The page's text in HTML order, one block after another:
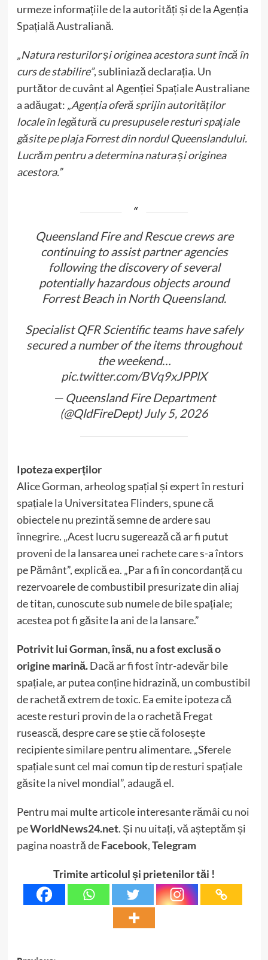
urmeze informațiile de la autorități și de la Agenția
Spațială Australiană.
„Natura resturilor și originea acestora sunt încă în
curs de stabilire”, subliniază declarația. Un
purtător de cuvânt al Agenției Spațiale Australiane
a adăugat: „Agenția oferă sprijin autorităților
locale în legătură cu presupusele resturi spațiale
găsite pe plaja Forrest din nordul Queenslandului.
Lucrăm pentru a determina natura și originea
acestora.”
Queensland Fire and Rescue crews are
continuing to assist partner agencies
following the discovery of several
potentially hazardous objects around
Forrest Beach in North Queensland.
Specialist QFR Scientific teams have safely
secured a number of the items throughout
the weekend…
pic.twitter.com/BVq9xJPPlX
— Queensland Fire Department
(@QldFireDept)July 5, 2026
Ipoteza experților
Alice Gorman, arheolog spațial și expert în resturi
spațiale la Universitatea Flinders, spune că
obiectele nu prezintă semne de ardere sau
înnegrire. „Acest lucru sugerează că ar fi putut
proveni de la lansarea unei rachete care s-a întors
pe Pământ”, explică ea. „Par a fi în concordanță cu
rezervoarele de combustibil presurizate din aliaj
de titan, cunoscute sub numele de bile spațiale;
acestea pot fi găsite la ani de la lansare.”
Potrivit lui Gorman, însă, nu a fost exclusă o
origine marină.Dacă ar fi fost într-adevăr bile
spațiale, ar putea conține hidrazină, un combustibil
de rachetă extrem de toxic. Ea emite ipoteza că
aceste resturi provin de la o rachetă Fregat
rusească, despre care se știe că folosește
recipiente similare pentru alimentare. „Sferele
spațiale sunt cel mai comun tip de resturi spațiale
găsite la nivel mondial”, adaugă el.
Pentru mai multe articole interesante rămâi cu noi
peWorldNews24.net. Și nu uitați, vă așteptăm și
pagina noastră deFacebook,Telegram
Trimite articolul și prietenilor tăi !